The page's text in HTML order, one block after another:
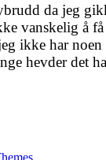
da jeg
vanskelig å
ikke har
hevder det